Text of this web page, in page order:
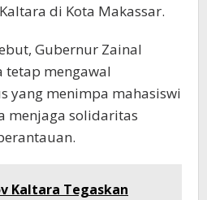
di Kota Makassar.
Gubernur Zainal
tetap mengawal
yang menimpa mahasiswi
menjaga solidaritas
Kaltara Tegaskan